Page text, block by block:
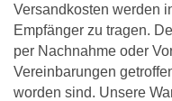
Versandkosten werden
Empfänger zu tragen.
per Nachnahme oder
Vereinbarungen
worden sind. Unsere